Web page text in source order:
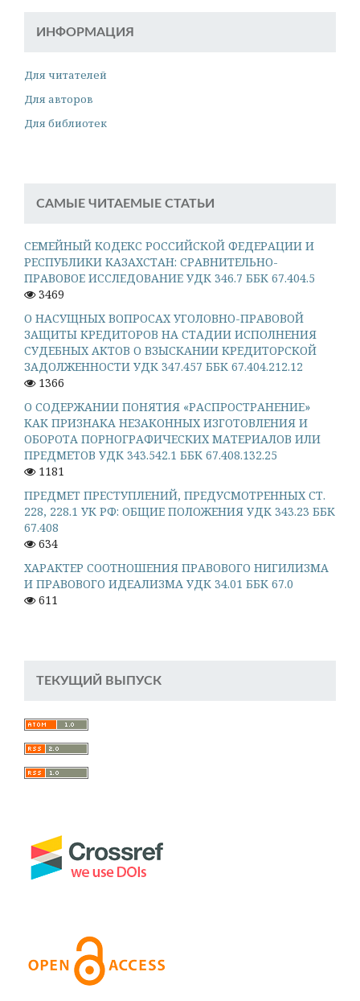
ИНФОРМАЦИЯ
Для читателей
Для авторов
Для библиотек
САМЫЕ ЧИТАЕМЫЕ СТАТЬИ
СЕМЕЙНЫЙ КОДЕКС РОССИЙСКОЙ ФЕДЕРАЦИИ И
РЕСПУБЛИКИ КАЗАХСТАН: СРАВНИТЕЛЬНО-
ПРАВОВОЕ ИССЛЕДОВАНИЕ УДК 346.7 ББК 67.404.5
3469
О НАСУЩНЫХ ВОПРОСАХ УГОЛОВНО-ПРАВОВОЙ
ЗАЩИТЫ КРЕДИТОРОВ НА СТАДИИ ИСПОЛНЕНИЯ
СУДЕБНЫХ АКТОВ О ВЗЫСКАНИИ КРЕДИТОРСКОЙ
ЗАДОЛЖЕННОСТИ УДК 347.457 ББК 67.404.212.12
1366
О СОДЕРЖАНИИ ПОНЯТИЯ «РАСПРОСТРАНЕНИЕ»
КАК ПРИЗНАКА НЕЗАКОННЫХ ИЗГОТОВЛЕНИЯ И
ОБОРОТА ПОРНОГРАФИЧЕСКИХ МАТЕРИАЛОВ ИЛИ
ПРЕДМЕТОВ УДК 343.542.1 ББК 67.408.132.25
1181
ПРЕДМЕТ ПРЕСТУПЛЕНИЙ, ПРЕДУСМОТРЕННЫХ СТ.
228, 228.1 УК РФ: ОБЩИЕ ПОЛОЖЕНИЯ УДК 343.23 ББК
67.408
634
ХАРАКТЕР СООТНОШЕНИЯ ПРАВОВОГО НИГИЛИЗМА
И ПРАВОВОГО ИДЕАЛИЗМА УДК 34.01 ББК 67.0
611
ТЕКУЩИЙ ВЫПУСК